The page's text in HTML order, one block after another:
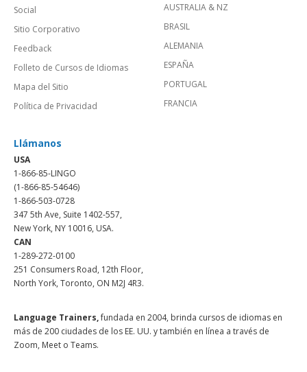
Social
Sitio Corporativo
Feedback
Folleto de Cursos de Idiomas
Mapa del Sitio
Política de Privacidad
AUSTRALIA & NZ
BRASIL
ALEMANIA
ESPAÑA
PORTUGAL
FRANCIA
Llámanos
USA
1-866-85-LINGO
(1-866-85-54646)
1-866-503-0728
347 5th Ave, Suite 1402-557,
New York, NY 10016, USA.
CAN
1-289-272-0100
251 Consumers Road, 12th Floor,
North York, Toronto, ON M2J 4R3.
Language Trainers,fundada en 2004, brinda cursos de idiomas en
más de 200 ciudades de los EE. UU. y también en línea a través de
Zoom, Meet o Teams.